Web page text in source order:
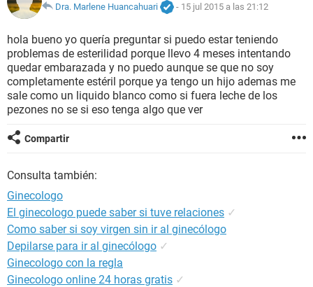
NUTRICIÓN
BIENESTAR
SEXUALIDAD
GLOSARIO
Dra. Marlene Huancahuari
- 15 jul 2015 a las 21:12
hola bueno yo quería preguntar si puedo estar teniendo
problemas de esterilidad porque llevo 4 meses intentando
quedar embarazada y no puedo aunque se que no soy
completamente estéril porque ya tengo un hijo ademas me
sale como un liquido blanco como si fuera leche de los
pezones no se si eso tenga algo que ver
Compartir
Consulta también:
Ginecologo
El ginecologo puede saber si tuve relaciones ✓
Como saber si soy virgen sin ir al ginecólogo
Depilarse para ir al ginecólogo ✓
Ginecologo con la regla
Ginecologo online 24 horas gratis ✓